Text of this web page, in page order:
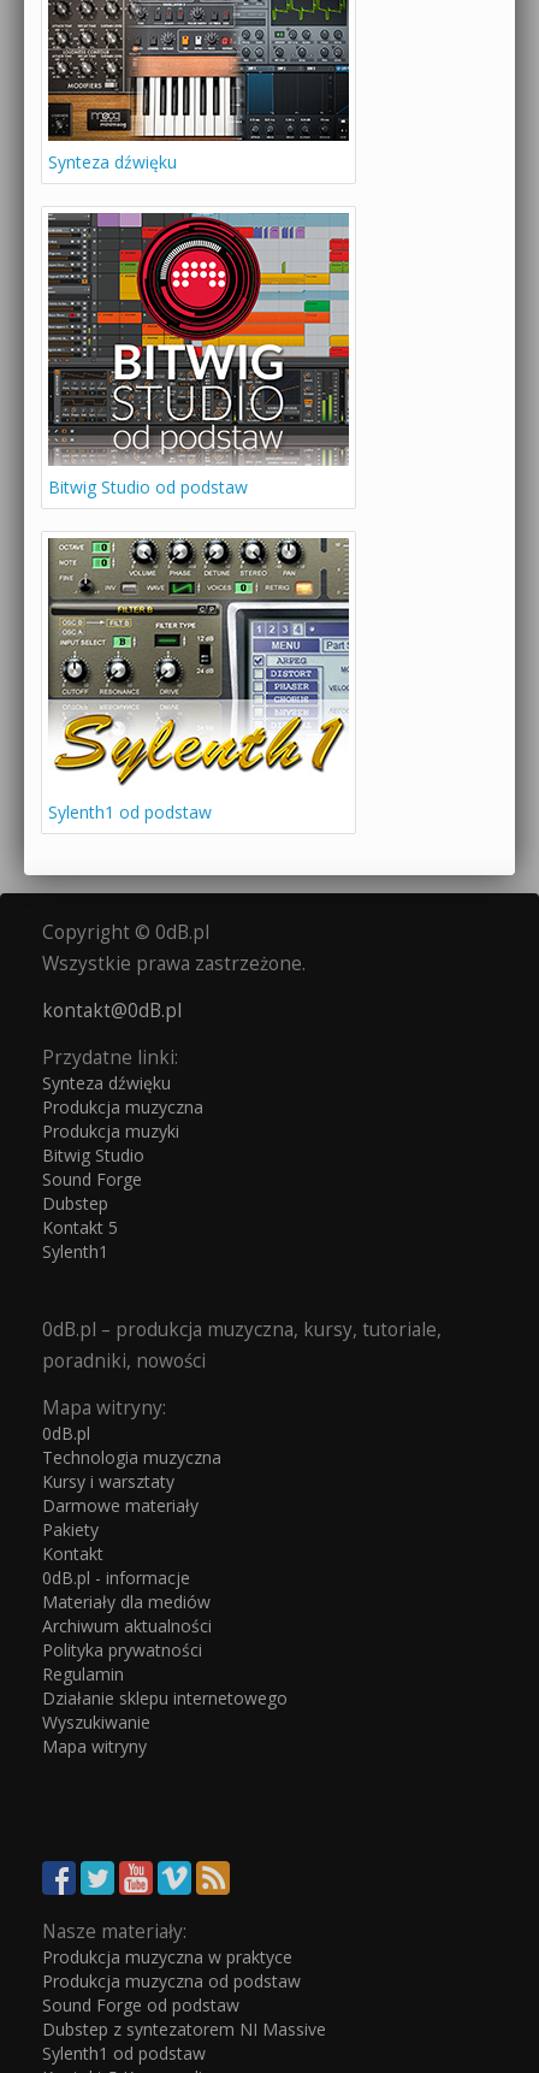
Synteza dźwięku
Bitwig Studio od podstaw
Sylenth1 od podstaw
Copyright © 0dB.pl
Wszystkie prawa zastrzeżone.
kontakt@0dB.pl
Przydatne linki:
Synteza dźwięku
Produkcja muzyczna
Produkcja muzyki
Bitwig Studio
Sound Forge
Dubstep
Kontakt 5
Sylenth1
0dB.pl – produkcja muzyczna, kursy, tutoriale,
poradniki, nowości
Mapa witryny:
0dB.pl
Technologia muzyczna
Kursy i warsztaty
Darmowe materiały
Pakiety
Kontakt
0dB.pl - informacje
Materiały dla mediów
Archiwum aktualności
Polityka prywatności
Regulamin
Działanie sklepu internetowego
Wyszukiwanie
Mapa witryny
Nasze materiały:
Produkcja muzyczna w praktyce
Produkcja muzyczna od podstaw
Sound Forge od podstaw
Dubstep z syntezatorem NI Massive
Sylenth1 od podstaw